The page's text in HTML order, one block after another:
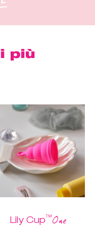
più
Lily Cup™One